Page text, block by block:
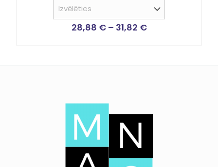
28,88 € – 31,82 €